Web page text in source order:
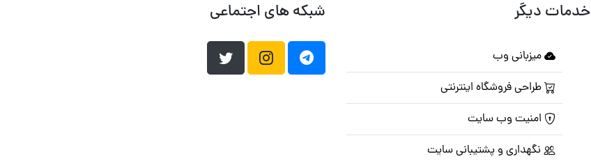
خدمات دیگر
میزبانی وب
طراحی فروشگاه اینترنتی
امنیت وب سایت
نگهداری و پشتیبانی سایت
شبکه های اجتماعی